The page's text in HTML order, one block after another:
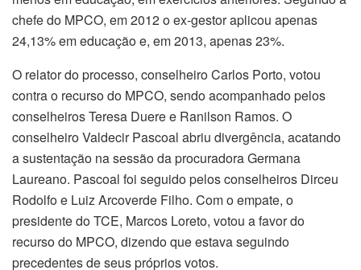
chefe do MPCO, em 2012 o ex-gestor aplicou apenas
24,13% em educação e, em 2013, apenas 23%.
O relator do processo, conselheiro Carlos Porto, votou
contra o recurso do MPCO, sendo acompanhado pelos
conselheiros Teresa Duere e Ranilson Ramos. O
conselheiro Valdecir Pascoal abriu divergência, acatando
a sustentação na sessão da procuradora Germana
Laureano. Pascoal foi seguido pelos conselheiros Dirceu
Rodolfo e Luiz Arcoverde Filho. Com o empate, o
presidente do TCE, Marcos Loreto, votou a favor do
recurso do MPCO, dizendo que estava seguindo
precedentes de seus próprios votos.